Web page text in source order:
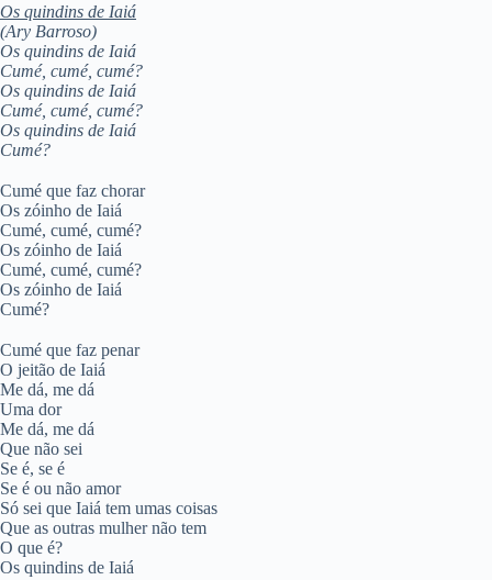
Os quindins de Iaiá
(Ary Barroso)
Os quindins de Iaiá
Cumé, cumé, cumé?
Os quindins de Iaiá
Cumé, cumé, cumé?
Os quindins de Iaiá
Cumé?
Cumé que faz chorar
Os zóinho de Iaiá
Cumé, cumé, cumé?
Os zóinho de Iaiá
Cumé, cumé, cumé?
Os zóinho de Iaiá
Cumé?
Cumé que faz penar
O jeitão de Iaiá
Me dá, me dá
Uma dor
Me dá, me dá
Que não sei
Se é, se é
Se é ou não amor
Só sei que Iaiá tem umas coisas
Que as outras mulher não tem
O que é?
Os quindins de Iaiá